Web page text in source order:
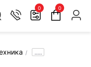
0 0
.....